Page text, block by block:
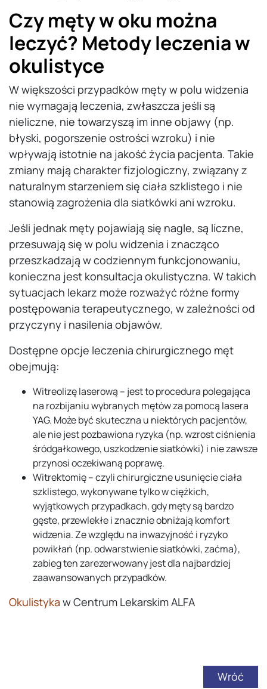
Czy męty w oku można
leczyć? Metody leczenia w
okulistyce
W większości przypadków męty w polu widzenia
nie wymagają leczenia, zwłaszcza jeśli są
nieliczne, nie towarzyszą im inne objawy (np.
błyski, pogorszenie ostrości wzroku) i nie
wpływają istotnie na jakość życia pacjenta. Takie
zmiany mają charakter fizjologiczny, związany z
naturalnym starzeniem się ciała szklistego i nie
stanowią zagrożenia dla siatkówki ani wzroku.
Jeśli jednak męty pojawiają się nagle, są liczne,
przesuwają się w polu widzenia i znacząco
przeszkadzają w codziennym funkcjonowaniu,
konieczna jest konsultacja okulistyczna. W takich
sytuacjach lekarz może rozważyć różne formy
postępowania terapeutycznego, w zależności od
przyczyny i nasilenia objawów.
Dostępne opcje leczenia chirurgicznego męt
obejmują:
Witreolizę laserową – jest to procedura polegająca
na rozbijaniu wybranych mętów za pomocą lasera
YAG. Może być skuteczna u niektórych pacjentów,
ale nie jest pozbawiona ryzyka (np. wzrost ciśnienia
śródgałkowego, uszkodzenie siatkówki) i nie zawsze
przynosi oczekiwaną poprawę.
Witrektomię – czyli chirurgiczne usunięcie ciała
szklistego, wykonywane tylko w ciężkich,
wyjątkowych przypadkach, gdy męty są bardzo
gęste, przewlekłe i znacznie obniżają komfort
widzenia. Ze względu na inwazyjność i ryzyko
powikłań (np. odwarstwienie siatkówki, zaćma),
zabieg ten zarezerwowany jest dla najbardziej
zaawansowanych przypadków.
Okulistyka w Centrum Lekarskim ALFA
Wróć